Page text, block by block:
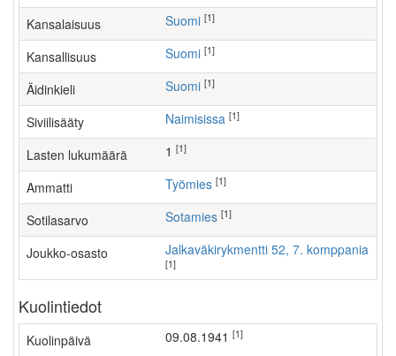
Kansalaisuus Suomi [1]
Kansallisuus Suomi [1]
Äidinkieli Suomi [1]
Siviilisääty Naimisissa [1]
Lasten lukumäärä [1]
Ammatti työmies [1]
Sotilasarvo Sotamies [1]
Joukko-osasto Jalkaväkirykmentti 52, 7. komppania
[1]
Kuolintiedot
Kuolinpäivä 09.08.1941 [1]